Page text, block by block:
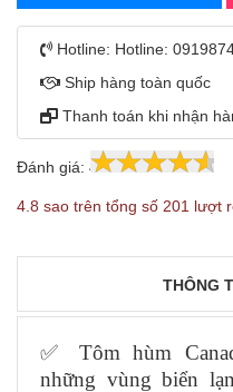
Hotline: Hotline:
Ship hàng toàn quốc
Thanh toán khi nhận
Đánh giá: 4.8 201
4.8 sao trên tổng số 201 lượt
THÔNG
✅ Tôm hùm
những vùng biển